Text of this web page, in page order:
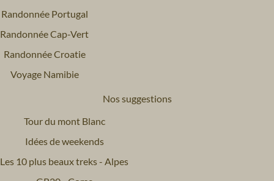
Randonnée Portugal
Randonnée Cap-Vert
Randonnée Croatie
Voyage Namibie
Nos suggestions
Tour du mont Blanc
Idées de weekends
Les 10 plus beaux treks - Alpes